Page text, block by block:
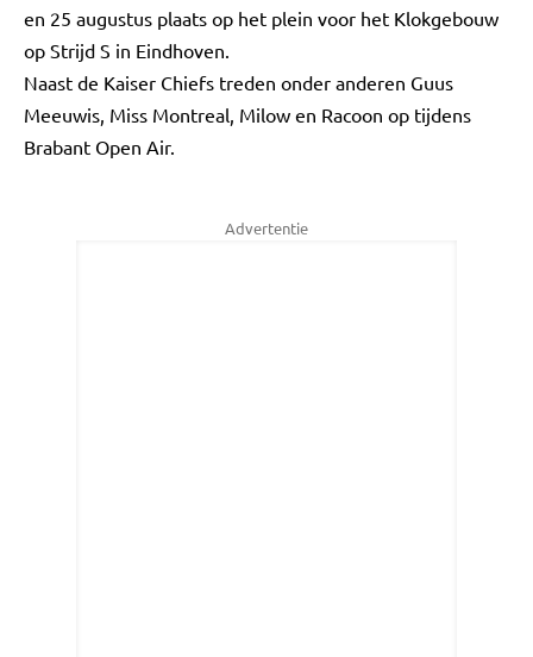
en 25 augustus plaats op het plein voor het Klokgebouw
op Strijd S in Eindhoven.
Naast de Kaiser Chiefs treden onder anderen Guus
Meeuwis, Miss Montreal, Milow en Racoon op tijdens
Brabant Open Air.
Advertentie